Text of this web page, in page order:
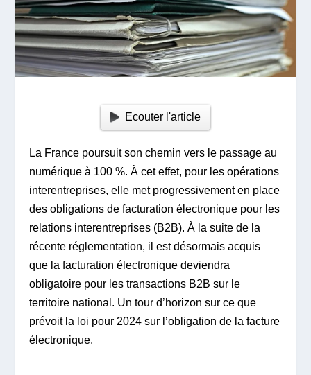
Ecouter l'article
La France poursuit son chemin vers le passage au
numérique à 100 %. À cet effet, pour les opérations
interentreprises, elle met progressivement en place
des obligations de facturation électronique pour les
relations interentreprises (B2B). À la suite de la
récente réglementation, il est désormais acquis
que la facturation électronique deviendra
obligatoire pour les transactions B2B sur le
territoire national. Un tour d’horizon sur ce que
prévoit la loi pour 2024 sur l’obligation de la facture
électronique.